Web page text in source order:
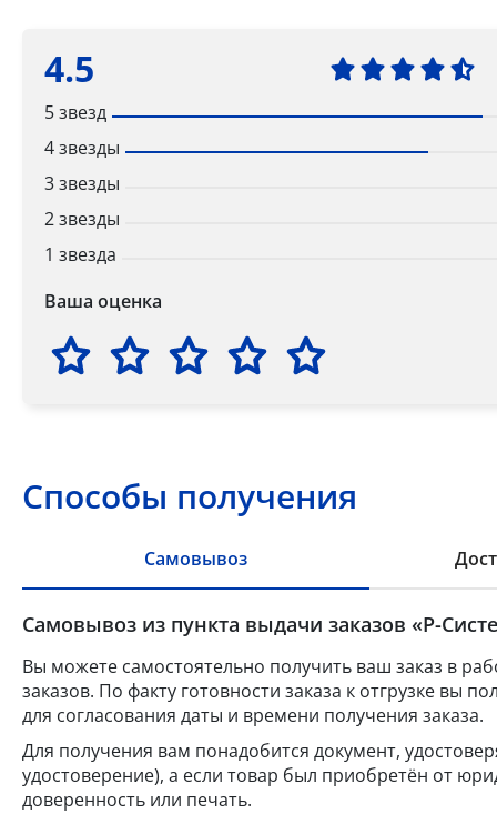
4.5
5 звезд
4 звезды
3 звезды
2 звезды
1 звезда
Ваша оценка
Способы получения
Самовывоз
Самовывоз из пункта выдачи заказов «Р-
Вы можете самостоятельно получить ваш заказ в
заказов. По факту готовности заказа к отгрузке вы
для согласования даты и времени получения заказа.
Для получения вам понадобится документ,
удостоверение), а если товар был приобретён от
доверенность или печать.